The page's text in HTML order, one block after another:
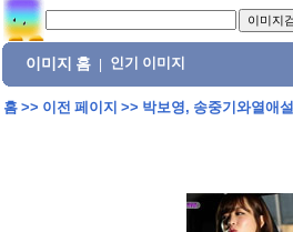
이미지 홈 인기 이미지
홈>> 이전 페이지 >> 박보영, 송중기와열애